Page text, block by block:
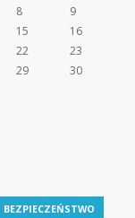
8
9
15
16
22
23
29
30
BEZPIECZEŃSTWO